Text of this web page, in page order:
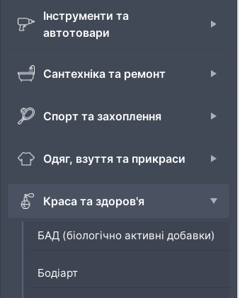
Інструменти та
автотовари
Сантехніка та ремонт
Спорт та захоплення
Одяг, взуття та прикраси
Краса та здоров'я
БАД (біологічно активні добавки)
Бодіарт